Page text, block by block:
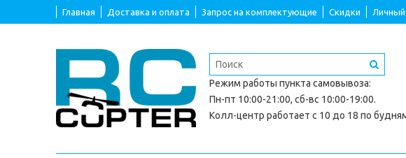
Главная Доставка и оплата Запрос на комплектующие Скидки Личный
Режим работы пункта самовывоза:
Пн-пт 10:00-21:00, сб-вс 10:00-19:00.
Колл-центр работает с 10 до 18 по